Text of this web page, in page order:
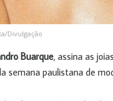
Divulgação
Buarque, assina as
semana paulistana de